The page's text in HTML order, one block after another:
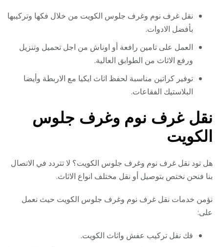
نقل غرف نوم وغرف جلوس الكويت من خلال فكها وتركيبها
بأفضل الادوات.
العمل على تامين رافعة أو اوناش من اجل تحميل وتنزيل
ورفع الاثاث من الطوابق العالية.
توفير كراتين مناسبة لحفظ اثاث ايكيا مع الاربطة وأيضا
البلاستيك الفقاعات.
نقل غرف نوم وغرف جلوس
الكويت
هل تود نقل غرف نوم وغرف جلوس الكويت؟ لا تتردد في الاتصال
بنا فنحن نختص بتوصيل أو نقل مختلف انواع الاثاث.
نؤمن خدمات نقل غرف نوم وغرف جلوس الكويت حيث نعمل
على:
فك نقل تركيب عفش واثاث الكويت.